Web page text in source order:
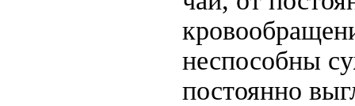
неспособны
постоянно